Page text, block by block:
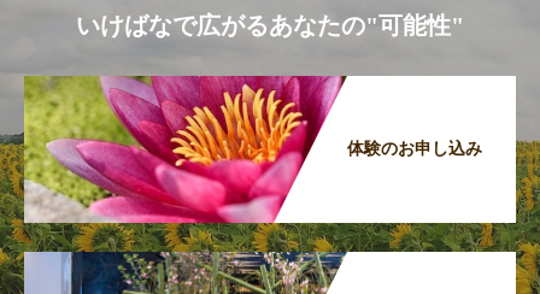
いけばなで広がるあなたの"可能性"
体験のお申し込み